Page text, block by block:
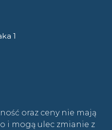
1
oraz ceny nie mają
i mogą ulec zmianie z